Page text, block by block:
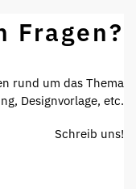
Fragen?
rund um das Thema
Designvorlage, etc.
Schreib uns!